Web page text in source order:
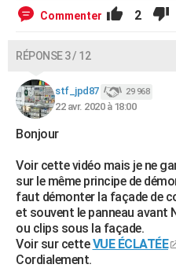
Commenter 2
RÉPONSE 3 / 12
stf_jpd87 29 968
22 avr. 2020 à 18:00
Bonjour
Voir cette vidéo mais je ne
sur le même principe de
faut démonter la façade de
et souvent le panneau avant
ou clips sous la façade.
Voir sur cetteVUE ÉCLATÉE
Cordialement.